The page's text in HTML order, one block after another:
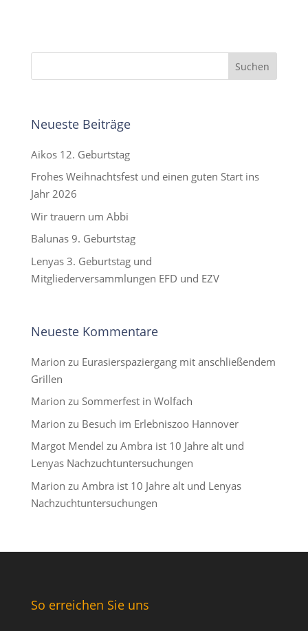
Neueste Beiträge
Aikos 12. Geburtstag
Frohes Weihnachtsfest und einen guten Start ins
Jahr 2026
Wir trauern um Abbi
Balunas 9. Geburtstag
Lenyas 3. Geburtstag und
Mitgliederversammlungen EFD und EZV
Neueste Kommentare
Marion zu Eurasierspaziergang mit anschließendem
Grillen
Marion zu Sommerfest in Wolfach
Marion zu Besuch im Erlebniszoo Hannover
Margot Mendel zu Ambra ist 10 Jahre alt und
Lenyas Nachzuchtuntersuchungen
Marion zu Ambra ist 10 Jahre alt und Lenyas
Nachzuchtuntersuchungen
So erreichen Sie uns